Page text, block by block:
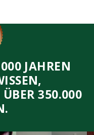
JAHREN
350.000